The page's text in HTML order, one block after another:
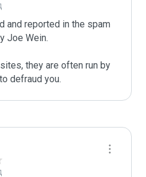
and reported in the spam
Joe Wein.
they are often run by
defraud you.